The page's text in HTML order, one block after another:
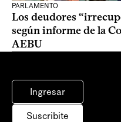
PARLAMENTO
Los deudores
según informe de la
AEBU
Ingresar
Suscribite